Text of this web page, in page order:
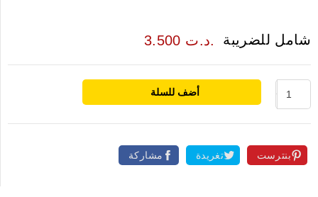
3.500 د.ت. شامل للضريبة
أضف للسلة
مشاركة تغريدة بنترست